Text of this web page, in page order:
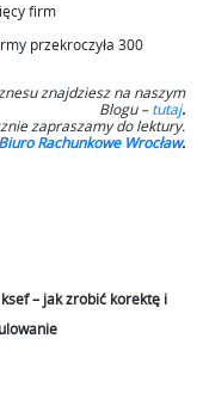
firm
przekroczyła 300
znajdziesz na naszym
Blogu –tutaj.
zapraszamy do lektury.
Biuro Rachunkowe Wrocław.
– jak zrobić korektę i